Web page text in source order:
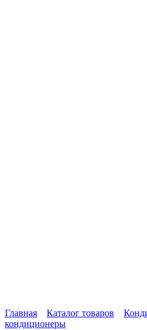
Главная Каталог товаров
кондиционеры